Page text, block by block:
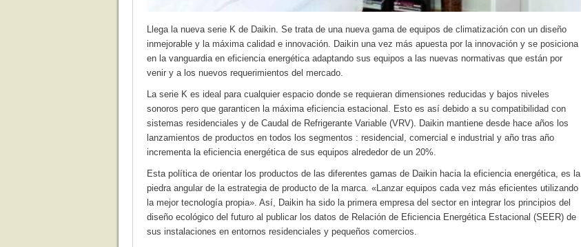
Llega la nueva serie K de Daikin. Se trata de una nueva gama de equipos de climatización con un diseño
inmejorable y la máxima calidad e innovación. Daikin una vez más apuesta por la innovación y se posiciona
en la vanguardia en eficiencia energética adaptando sus equipos a las nuevas normativas que están por
venir y a los nuevos requerimientos del mercado.
La serie K es ideal para cualquier espacio donde se requieran dimensiones reducidas y bajos niveles
sonoros pero que garanticen la máxima eficiencia estacional. Esto es así debido a su compatibilidad con
sistemas residenciales y de Caudal de Refrigerante Variable (VRV). Daikin mantiene desde hace años los
lanzamientos de productos en todos los segmentos : residencial, comercial e industrial y año tras año
incrementa la eficiencia energética de sus equipos alrededor de un 20%.
Esta política de orientar los productos de las diferentes gamas de Daikin hacia la eficiencia energética, es la
piedra angular de la estrategia de producto de la marca. «Lanzar equipos cada vez más eficientes utilizando
la mejor tecnología propia». Así, Daikin ha sido la primera empresa del sector en integrar los principios del
diseño ecológico del futuro al publicar los datos de Relación de Eficiencia Energética Estacional (SEER) de
sus instalaciones en entornos residenciales y pequeños comercios.